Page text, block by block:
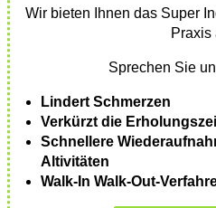
Wir bieten Ihnen das Super
Praxis
Sprechen Sie
Lindert Schmerzen
Verkürzt die
Schnellere
Altivitäten
Walk-In Walk-Out-